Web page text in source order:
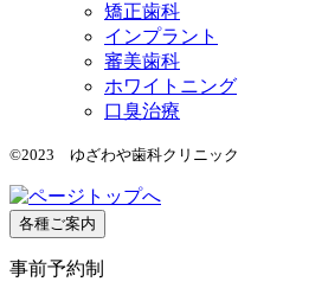
矯正歯科
インプラント
審美歯科
ホワイトニング
口臭治療
©2023 ゆざわや歯科クリニック
各種ご案内
事前予約制